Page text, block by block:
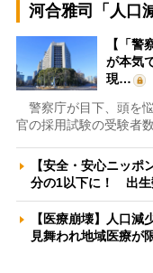
河合雅司「人口
【「
が本気
現…
警察庁が目下、頭を
官の採用試験の受験者
【安全・安心ニッ
分の1以下に！ 出
【医療崩壊】人口
見舞われ地域医療